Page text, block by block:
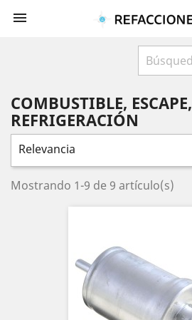

COMBUSTIBLE, ESCAPE,
REFRIGERACIÓN
Relevancia
Mostrando 1-9 de 9 artículo(s)